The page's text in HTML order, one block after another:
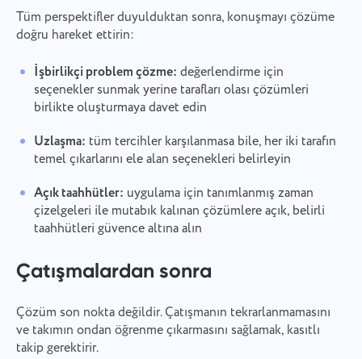
Tüm perspektifler duyulduktan sonra, konuşmayı çözüme
doğru hareket ettirin:
İşbirlikçi problem çözme: değerlendirme için
seçenekler sunmak yerine tarafları olası çözümleri
birlikte oluşturmaya davet edin
Uzlaşma: tüm tercihler karşılanmasa bile, her iki tarafın
temel çıkarlarını ele alan seçenekleri belirleyin
Açık taahhütler: uygulama için tanımlanmış zaman
çizelgeleri ile mutabık kalınan çözümlere açık, belirli
taahhütleri güvence altına alın
Çatışmalardan sonra
Çözüm son nokta değildir. Çatışmanın tekrarlanmamasını
ve takımın ondan öğrenme çıkarmasını sağlamak, kasıtlı
takip gerektirir.